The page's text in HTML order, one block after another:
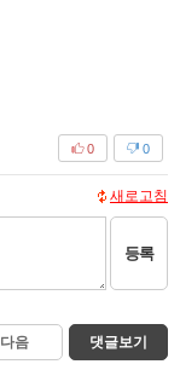
0
0
새로고침
등록
다음 댓글보기